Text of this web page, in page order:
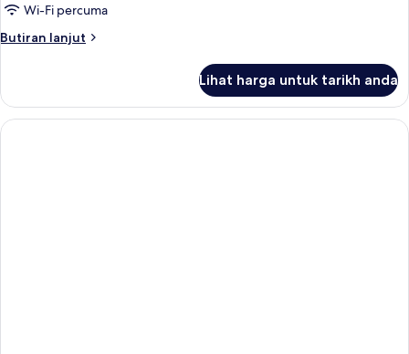
Wi-Fi percuma
Butiran lanjut
Butiran
Lihat harga untuk tarikh anda